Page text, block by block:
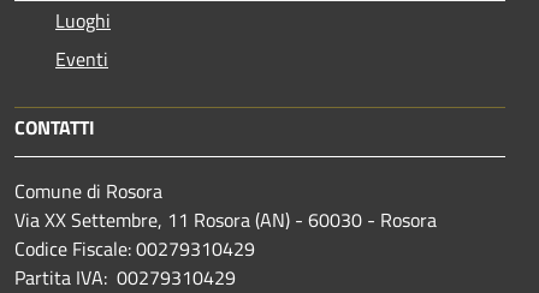
Luoghi
Eventi
CONTATTI
Comune di Rosora
Via XX Settembre, 11 Rosora (AN) - 60030 - Rosora
Codice Fiscale: 00279310429
Partita IVA: 00279310429